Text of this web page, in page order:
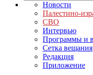
Новости
Палестино-
СВО
Интервью
Программы и
Сетка вещания
Редакция
Приложение